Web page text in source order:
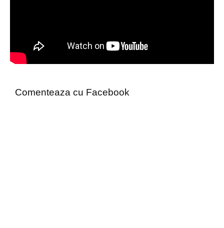
Comenteaza cu Facebook